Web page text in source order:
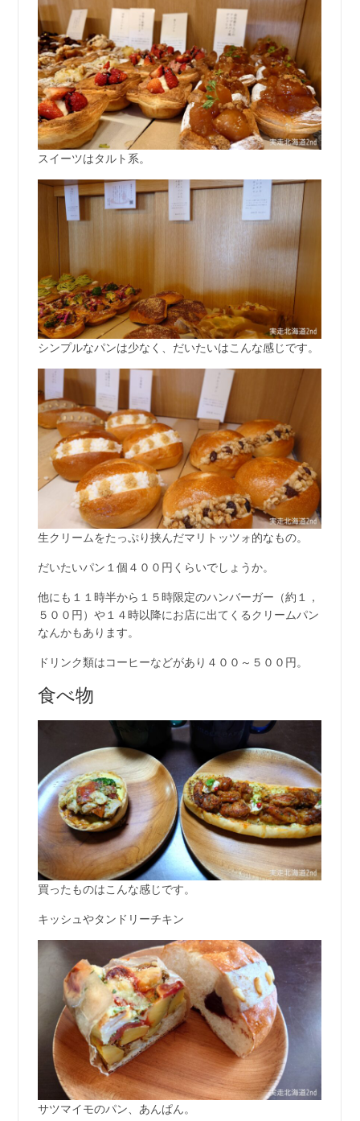
スイーツはタルト系。
シンプルなパンは少なく、だいたいはこんな感じです。
生クリームをたっぷり挟んだマリトッツォ的なもの。
だいたいパン１個４００円くらいでしょうか。
他にも１１時半から１５時限定のハンバーガー（約１，
５００円）や１４時以降にお店に出てくるクリームパン
なんかもあります。
ドリンク類はコーヒーなどがあり４００～５００円。
食べ物
買ったものはこんな感じです。
キッシュやタンドリーチキン
サツマイモのパン、あんぱん。